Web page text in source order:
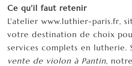
Ce qu'il faut retenir
L'atelier www.luthier-paris.fr,
votre destination de choix
services complets en lutherie.
vente de violon à Pantin,